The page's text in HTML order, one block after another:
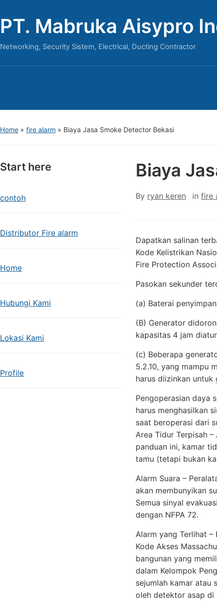
PT. Mabruka Aisypro
Networking, Security Sistem, Electrical, Ducting Contractor
Home » fire alarm » Biaya Jasa Smoke Detector Bekasi
Start here
contoh
Distributor Fire alarm
Home
Hubungi Kami
Lokasi Kami
Profile
Biaya
By ryan keren in fire
Dapatkan salinan
Kode Kelistrikan
Fire Protection
Pasokan sekunder
(a) Baterai
(B) Generator
kapasitas 4 jam
(c) Beberapa
5.2.10, yang mampu
harus diizinkan
Pengoperasian daya
harus menghasilkan
saat beroperasi dari
Area Tidur Terpisah
panduan ini, kamar
tamu (tetapi bukan
Alarm Suara –
akan membunyikan
Semua sinyal
dengan NFPA 72.
Alarm yang Terlihat –
Kode Akses
bangunan yang
dalam Kelompok
sejumlah kamar atau
oleh detektor asap di